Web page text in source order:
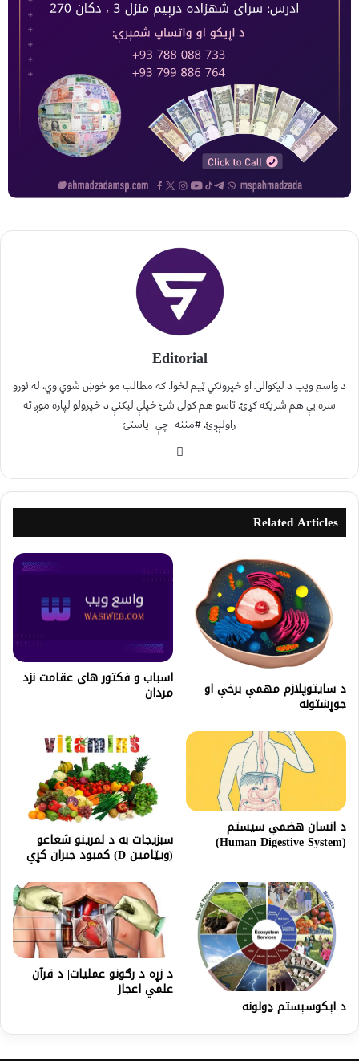
Editorial
د واسع ویب د لیکوالۍ او خپرونکي ټیم لخوا. که مطالب مو خوښ شوي وي، له نورو
سره یې هم شریکه کړئ. تاسو هم کولی شئ خپلې لیکنې د خپرولو لپاره موږ ته
راولېږئ. #مننه_چې_یاستئ
Related Articles
د سایتوپلازم مهمې برخې او
جوړښتونه
اسباب و فکتور های عقامت نزد
مردان
د انسان هضمي سیستم
(Human Digestive System) سبزیجات به د لمرینو شعاعو
(ویټامین D) کمبود جبران کړي
د اېکوسېستم ډولونه
د زړه د رګونو عملیات| د قرآن
علمي اعجاز